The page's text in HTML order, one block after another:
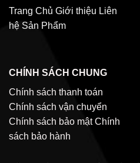
Trang Chủ Giới thiệu Liên
hệ Sản Phẩm
CHÍNH SÁCH CHUNG
Chính sách thanh toán
Chính sách vận chuyển
Chính sách bảo mật Chính
sách bảo hành